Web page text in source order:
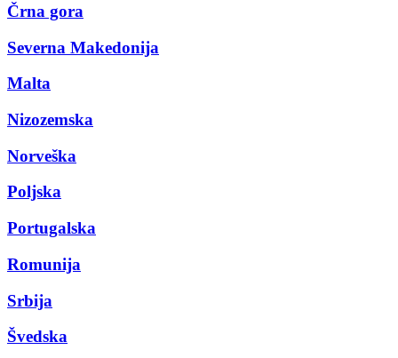
Črna gora
Severna Makedonija
Malta
Nizozemska
Norveška
Poljska
Portugalska
Romunija
Srbija
Švedska